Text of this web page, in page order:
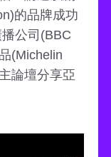
的品牌成功
公司(BBC
(Michelin
論壇分享亞